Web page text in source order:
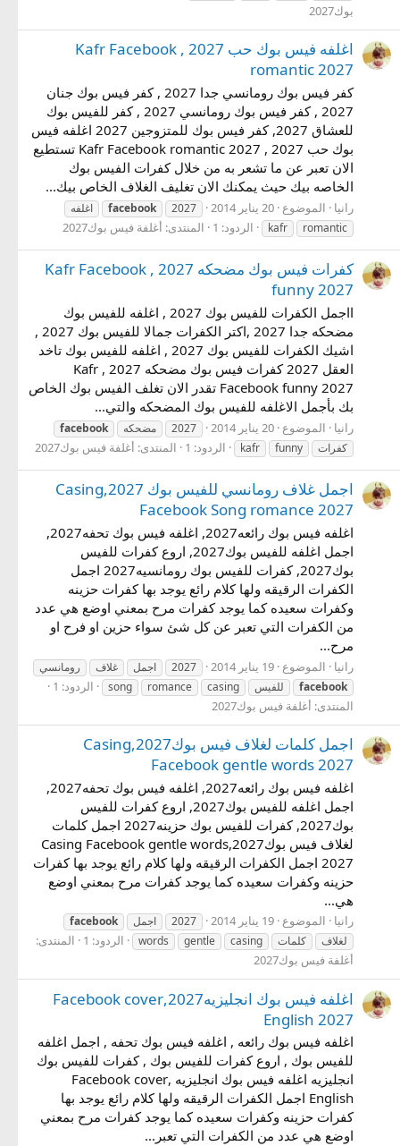
بوك2027
اغلفه فيس بوك حب 2027 , Kafr Facebook
romantic 2027
كفر فيس بوك رومانسي جدا 2027 , كفر فيس بوك جنان
2027 , كفر فيس بوك رومانسي 2027 , كفر للفيس بوك
للعشاق 2027, كفر فيس بوك للمتزوجين 2027 اغلفه فيس
بوك حب 2027 , Kafr Facebook romantic 2027 تستطيع
الان تعبر عن ما تشعر به من خلال كفرات الفيس بوك
الخاصه بيك حيث يمكنك الان تغليف الغلاف الخاص بيك...
رانيا الموضوع 20 يناير 2014 2027
facebook
اغلفه
romantic
kafr الردود: 1 المنتدى: أغلفة فيس بوك2027
كفرات فيس بوك مضحكه 2027 , Kafr Facebook
funny 2027
ااجمل الكفرات للفيس بوك 2027 , اغلفه للفيس بوك
مضحكه جدا 2027 ,اكتر الكفرات جمالا للفيس بوك 2027 ,
اشيك الكفرات للفيس بوك 2027 , اغلفه للفيس بوك تاخد
العقل 2027 كفرات فيس بوك مضحكه 2027 , Kafr
Facebook funny 2027 تقدر الان تغلف الفيس بوك الخاص
بك بأجمل الاغلفه للفيس بوك المضحكه والتي...
رانيا الموضوع 20 يناير 2014 2027 مضحكه
facebook
كفرات
funny
kafr الردود: 1 المنتدى: أغلفة فيس بوك2027
اجمل غلاف رومانسي للفيس بوك 2027,Casing
Facebook Song romance 2027
اغلفه فيس بوك رائعه2027, اغلفه فيس بوك تحفه2027,
اجمل اغلفه للفيس بوك2027, اروع كفرات للفيس
بوك2027, كفرات للفيس بوك رومانسيه2027 اجمل
الكفرات الرقيقه ولها كلام رائع يوجد بها كفرات حزينه
وكفرات سعيده كما يوجد كفرات مرح بمعني اوضع هي عدد
من الكفرات التي تعبر عن كل شئ سواء حزين او فرح او
مرح...
رانيا الموضوع 19 يناير 2014 2027 اجمل غلاف
رومانسي
facebook
للفيس casing
romance
song
الردود: 1
المنتدى: أغلفة فيس بوك2027
اجمل كلمات لغلاف فيس بوك2027,Casing
Facebook gentle words 2027
اغلفه فيس بوك رائعه2027, اغلفه فيس بوك تحفه2027,
اجمل اغلفه للفيس بوك2027, اروع كفرات للفيس
بوك2027, كفرات للفيس بوك حزينه2027 اجمل كلمات
لغلاف فيس بوك2027,Casing Facebook gentle words
2027 اجمل الكفرات الرقيقه ولها كلام رائع يوجد بها كفرات
حزينه وكفرات سعيده كما يوجد كفرات مرح بمعني اوضع
هي...
رانيا الموضوع 19 يناير 2014 2027 اجمل
facebook
لغلاف
كلمات casing
gentle
words الردود: 1
المنتدى:
أغلفة فيس بوك2027
اغلفه فيس بوك انجليزيه2027,Facebook cover
English 2027
اغلفه فيس بوك رائعه , اغلفه فيس بوك تحفه , اجمل اغلفه
للفيس بوك , اروع كفرات للفيس بوك , كفرات للفيس بوك
انجليزيه اغلفه فيس بوك انجليزيه ,Facebook cover
English اجمل الكفرات الرقيقه ولها كلام رائع يوجد بها
كفرات حزينه وكفرات سعيده كما يوجد كفرات مرح بمعني
اوضع هي عدد من الكفرات التي تعبر...